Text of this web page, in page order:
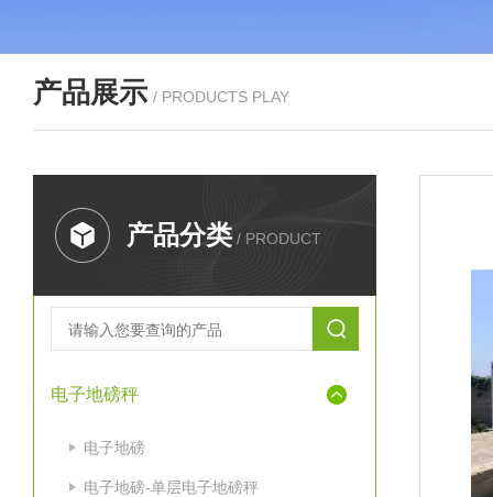
产品展示 / PRODUCTS PLAY
产品分类 / PRODUCT
电子地磅秤
电子地磅
电子地磅-单层电子地磅秤